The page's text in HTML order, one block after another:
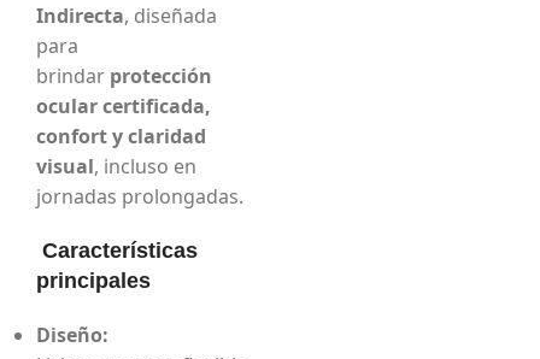
Indirecta, diseñada
para
brindar protección
ocular certificada,
confort y claridad
visual, incluso en
jornadas prolongadas.
Características
principales
Diseño: